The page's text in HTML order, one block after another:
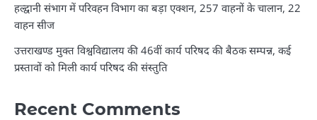
हल्द्वानी संभाग में परिवहन विभाग का बड़ा एक्शन, 257 वाहनों के चालान, 22
वाहन सीज
उत्तराखण्ड मुक्त विश्वविद्यालय की 46वीं कार्य परिषद की बैठक सम्पन्न, कई
प्रस्तावों को मिली कार्य परिषद की संस्तुति
Recent Comments